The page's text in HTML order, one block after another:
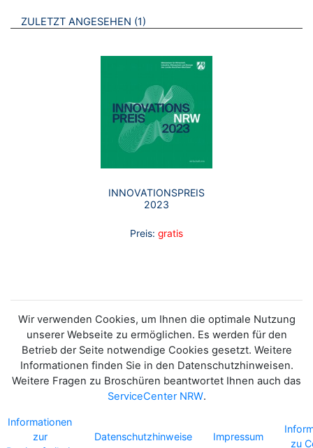
ZULETZT ANGESEHEN 1 BROSCHÜREN
INNOVATIONSPREIS
2023
Preis: gratis
Wir verwenden Cookies, um Ihnen die optimale Nutzung
unserer Webseite zu ermöglichen. Es werden für den
Betrieb der Seite notwendige Cookies gesetzt. Weitere
Informationen finden Sie in den Datenschutzhinweisen.
Weitere Fragen zu Broschüren beantwortet Ihnen auch das
ServiceCenter NRW.
Informationen
zur
Datenschutzhinweise Impressum
zu